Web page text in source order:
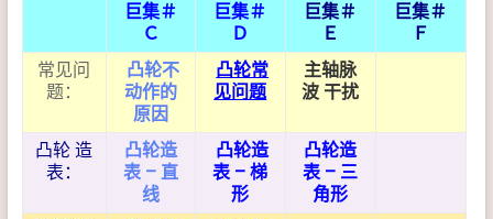
巨集＃
Ｃ
巨集＃
Ｄ
巨集＃
Ｅ
巨集＃
Ｆ
常见问
题：
凸轮不
动作的
原因
凸轮常
见问题
主轴脉
波 干扰
凸轮 造
表：
凸轮造
表 – 直
线
凸轮造
表 – 梯
形
凸轮造
表 – 三
角形